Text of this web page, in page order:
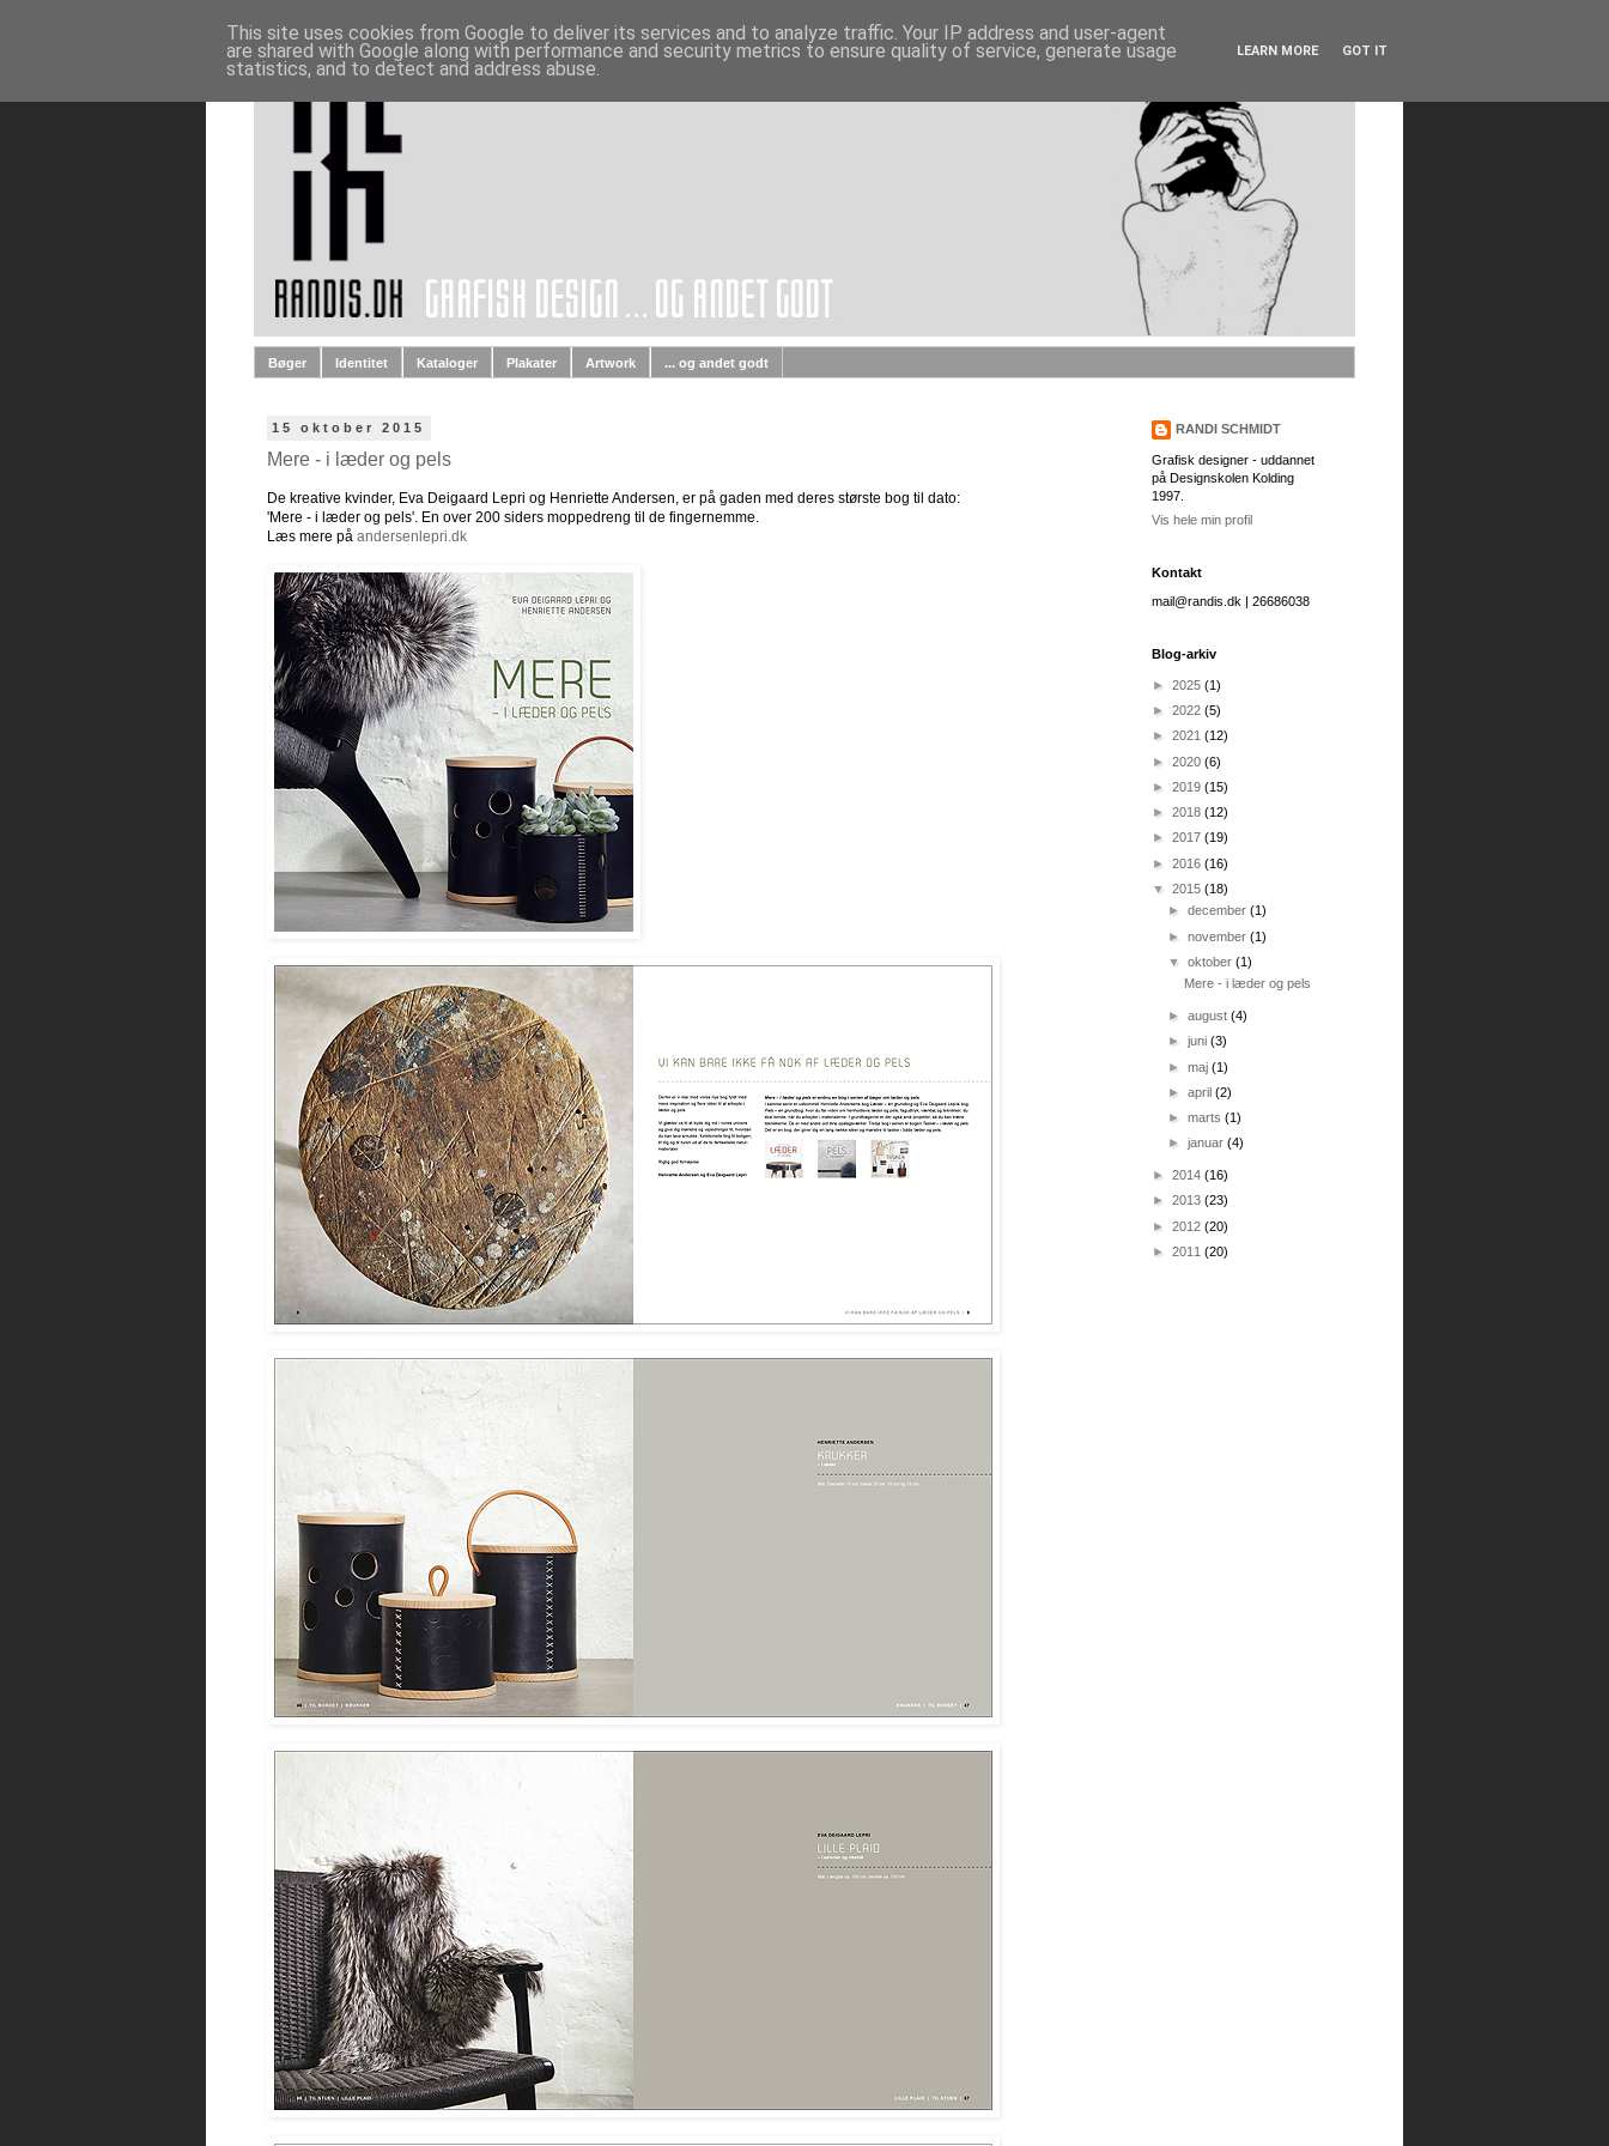
Bøger Identitet Kataloger Plakater Artwork ... og andet godt
15 oktober 2015
Mere - i læder og pels
De kreative kvinder, Eva Deigaard Lepri og Henriette Andersen, er på gaden med deres største bog til dato:
'Mere - i læder og pels'. En over 200 siders moppedreng til de fingernemme.
Læs mere på andersenlepri.dk
RANDI SCHMIDT
Grafisk designer - uddannet
på Designskolen Kolding
1997.
Vis hele min profil
Kontakt
mail@randis.dk | 26686038
Blog-arkiv
► 2025 (1)
► 2022 (5)
► 2021 (12)
► 2020 (6)
► 2019 (15)
► 2018 (12)
► 2017 (19)
► 2016 (16)
▼ 2015 (18)
►december(1)
►november(1)
▼oktober(1)
Mere - i læder og pels
►august(4)
►juni(3)
►maj(1)
►april(2)
►marts(1)
►januar(4)
► 2014 (16)
► 2013 (23)
► 2012 (20)
► 2011 (20)
This site uses cookies from Google to deliver its services and to analyze traffic. Your IP address and user-agent
are shared with Google along with performance and security metrics to ensure quality of service, generate usage
statistics, and to detect and address abuse.
LEARN MORE GOT IT